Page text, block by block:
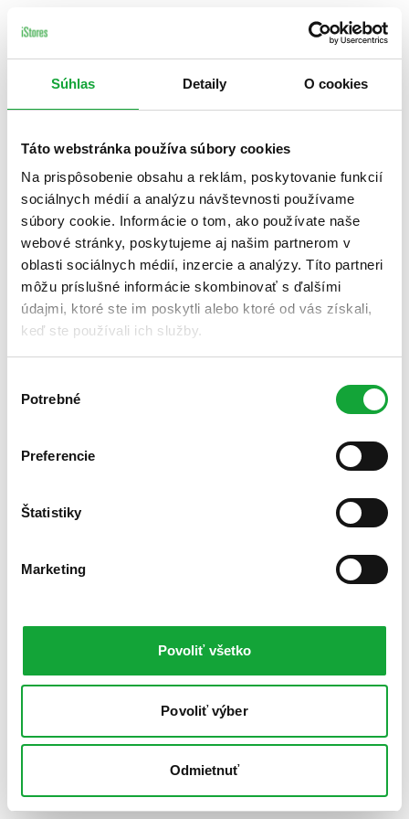
Súhlas Detaily O cookies
Táto webstránka používa súbory cookies
Na prispôsobenie obsahu a reklám, poskytovanie funkcií
sociálnych médií a analýzu návštevnosti používame
súbory cookie. Informácie o tom, ako používate naše
webové stránky, poskytujeme aj našim partnerom v
oblasti sociálnych médií, inzercie a analýzy. Títo partneri
môžu príslušné informácie skombinovať s ďalšími
údajmi, ktoré ste im poskytli alebo ktoré od vás získali,
keď ste používali ich služby.
súhlasu
Potrebné
Preferencie
Štatistiky
Marketing
Povoliť všetko
Povoliť výber
Odmietnuť